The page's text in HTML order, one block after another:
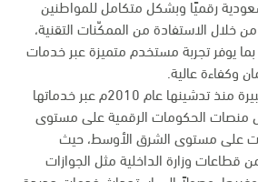
رقميًا وبشكل متكامل للمواطنين
خلال الاستفادة من الممكّنات التقنية،
بما يوفر تجربة مستخدم متميزة عبر خدمات
وكفاءة عالية.
وحققت المنصة قفزات كبيرة منذ تدشينها عام 2010م عبر خدماتها
منصات الحكومات الرقمية على مستوى
على مستوى الشرق الأوسط، حيث
وزارة الداخلية مثل الجوازات